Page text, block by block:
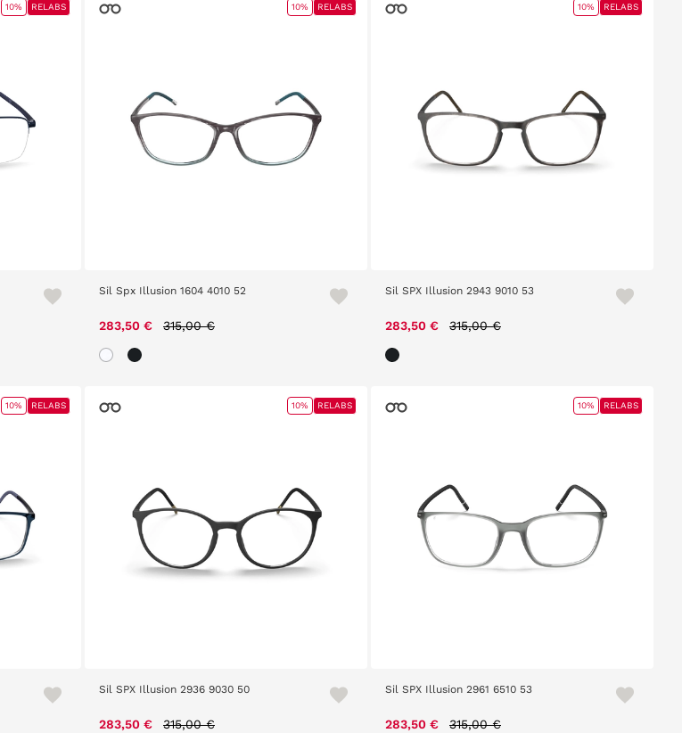
10% RELABS
Sil Spx Illusion 1604 4010 52
283,50 € Price reduced from
315,00 €
10% RELABS
Sil SPX Illusion 2943 9010 53
283,50 € Price reduced from
315,00 €
10% RELABS
10% RELABS
Sil SPX Illusion 2936 9030 50
283,50 € Price reduced from
315,00 €
10% RELABS
Sil SPX Illusion 2961 6510 53
283,50 € Price reduced from
315,00 €
10% RELABS